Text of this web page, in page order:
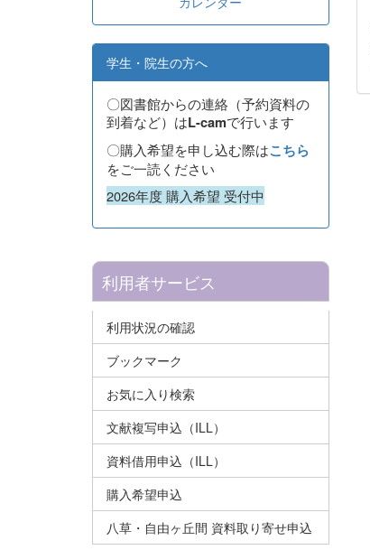
学生・院生の方へ
〇図書館からの連絡（予約資料の
到着など）はL-camで行います
〇購入希望を申し込む際はこちら
をご一読ください
2026年度 購入希望 受付中
利用者サービス
利用状況の確認
ブックマーク
お気に入り検索
文献複写申込（ILL）
資料借用申込（ILL）
購入希望申込
八草・自由ヶ丘間 資料取り寄せ申込